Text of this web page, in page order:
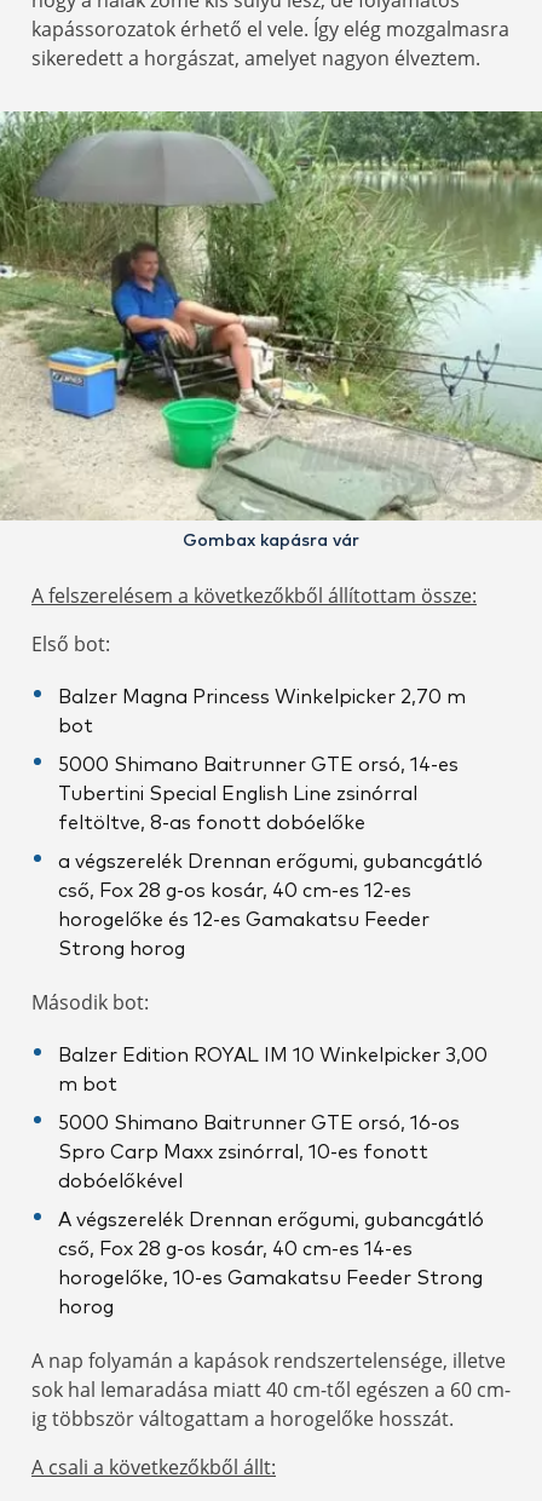
kapássorozatok érhető el vele. Így elég mozgalmasra
sikeredett a horgászat, amelyet nagyon élveztem.
Gombax kapásra vár
A felszerelésem a következőkből állítottam össze:
Első bot:
Balzer Magna Princess Winkelpicker 2,70 m
bot
5000 Shimano Baitrunner GTE orsó, 14-es
Tubertini Special English Line zsinórral
feltöltve, 8-as fonott dobóelőke
a végszerelék Drennan erőgumi, gubancgátló
cső, Fox 28 g-os kosár, 40 cm-es 12-es
horogelőke és 12-es Gamakatsu Feeder
Strong horog
Második bot:
Balzer Edition ROYAL IM 10 Winkelpicker 3,00
m bot
5000 Shimano Baitrunner GTE orsó, 16-os
Spro Carp Maxx zsinórral, 10-es fonott
dobóelőkével
A végszerelék Drennan erőgumi, gubancgátló
cső, Fox 28 g-os kosár, 40 cm-es 14-es
horogelőke, 10-es Gamakatsu Feeder Strong
horog
A nap folyamán a kapások rendszertelensége, illetve
sok hal lemaradása miatt 40 cm-től egészen a 60 cm-
ig többször váltogattam a horogelőke hosszát.
A csali a következőkből állt: